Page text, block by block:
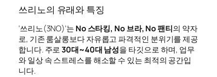
쓰리노의 유래와 특징
‘쓰리노(3NO)’는 No 스타킹, No 브라, No 팬티의 약자
로, 기존 룸살롱보다 자유롭고 파격적인 분위기를 제공
합니다. 주로30대~40대 남성을 타깃으로 하며, 업무
와 일상 속 스트레스를 해소할 수 있는 최적의 공간입
니다.